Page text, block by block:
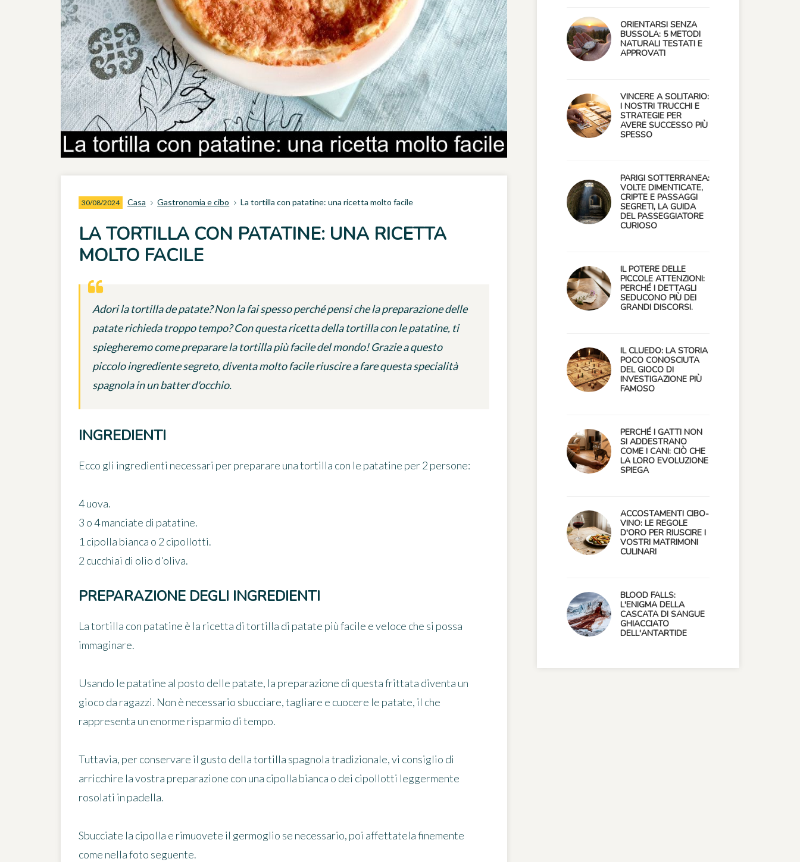
30/08/2024 Casa Gastronomia e cibo La tortilla con patatine: una ricetta molto facile
LA TORTILLA CON PATATINE: UNA RICETTA
MOLTO FACILE
Adori la tortilla de patate? Non la fai spesso perché pensi che la preparazione delle
patate richieda troppo tempo? Con questa ricetta della tortilla con le patatine, ti
spiegheremo come preparare la tortilla più facile del mondo! Grazie a questo
piccolo ingrediente segreto, diventa molto facile riuscire a fare questa specialità
spagnola in un batter d'occhio.
INGREDIENTI
Ecco gli ingredienti necessari per preparare una tortilla con le patatine per 2 persone:
4 uova.
3 o 4 manciate di patatine.
1 cipolla bianca o 2 cipollotti.
2 cucchiai di olio d'oliva.
PREPARAZIONE DEGLI INGREDIENTI
Latortilla con patatine è la ricetta di tortilla di patate più facile e veloce che si possa
immaginare.
Usando le patatine al posto delle patate, la preparazione di questa frittata diventa un
gioco da ragazzi. Non è necessario sbucciare, tagliare e cuocere le patate, il che
rappresenta un enorme risparmio di tempo.
Tuttavia, per conservare il gusto della tortilla spagnola tradizionale, vi consiglio di
arricchire la vostra preparazione con una cipolla bianca o dei cipollotti leggermente
rosolati in padella.
Sbucciate la cipolla e rimuovete il germoglio se necessario, poi affettatela finemente
come nella foto seguente.
ORIENTARSI SENZA
BUSSOLA: 5 METODI
NATURALI TESTATI E
APPROVATI
VINCERE A SOLITARIO:
I NOSTRI TRUCCHI E
STRATEGIE PER
AVERE SUCCESSO PIÙ
SPESSO
PARIGI SOTTERRANEA:
VOLTE DIMENTICATE,
CRIPTE E PASSAGGI
SEGRETI, LA GUIDA
DEL PASSEGGIATORE
CURIOSO
IL POTERE DELLE
PICCOLE ATTENZIONI:
PERCHÉ I DETTAGLI
SEDUCONO PIÙ DEI
GRANDI DISCORSI.
IL CLUEDO: LA STORIA
POCO CONOSCIUTA
DEL GIOCO DI
INVESTIGAZIONE PIÙ
FAMOSO
PERCHÉ I GATTI NON
SI ADDESTRANO
COME I CANI: CIÒ CHE
LA LORO EVOLUZIONE
SPIEGA
ACCOSTAMENTI CIBO-
VINO: LE REGOLE
D'ORO PER RIUSCIRE I
VOSTRI MATRIMONI
CULINARI
BLOOD FALLS:
L'ENIGMA DELLA
CASCATA DI SANGUE
GHIACCIATO
DELL'ANTARTIDE